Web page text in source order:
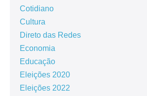
Cotidiano
Cultura
Direto das Redes
Economia
Educação
Eleições 2020
Eleições 2022